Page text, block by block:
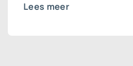
Lees meer